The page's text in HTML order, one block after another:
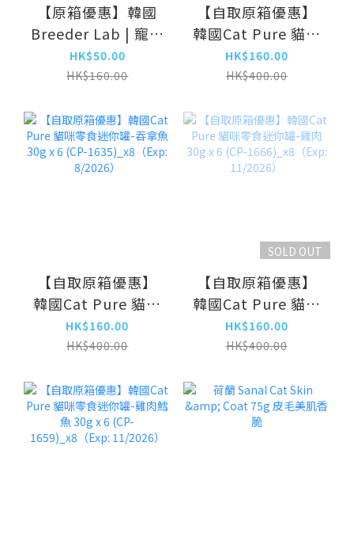
【原箱優惠】韓國
Breeder Lab | 寵物
山羊奶 (香蕉味)
80ml_x4
HK$50.00
HK$160.00
【自取原箱優惠】
韓國Cat Pure 貓咪
零食迷你罐-吞拿三
文 30g x 6 (CP-
HK$160.00
HK$400.00
【自取原箱優惠】
韓國Cat Pure 貓咪
零食迷你罐-吞拿魚
30g x 6 (CP-
8/2026）
HK$160.00
HK$400.00
SOLD OUT
【自取原箱優惠】
韓國Cat Pure 貓咪
零食迷你罐-雞肉
30g x 6 (CP-
11/2026）
HK$160.00
HK$400.00